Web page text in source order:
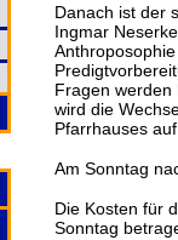
Danach ist der
Ingmar
Fragen werden
wird die
Pfarrhauses
Am Sonntag
Die Kosten für
Sonntag